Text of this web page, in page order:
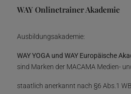
WAY Onlinetrainer Akademie
Ausbildungsakademie:
WAY YOGA und WAY Europäische
sind Marken der MACAMA Medien-
staatlich anerkannt nach §6 Abs.1